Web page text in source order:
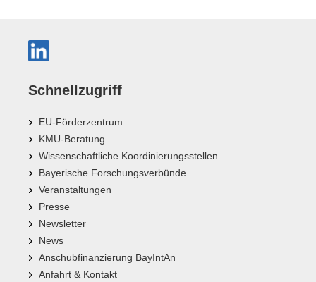
Schnellzugriff
EU-Förderzentrum
KMU-Beratung
Wissenschaftliche Koordinierungsstellen
Bayerische Forschungsverbünde
Veranstaltungen
Presse
Newsletter
News
Anschubfinanzierung BayIntAn
Anfahrt & Kontakt